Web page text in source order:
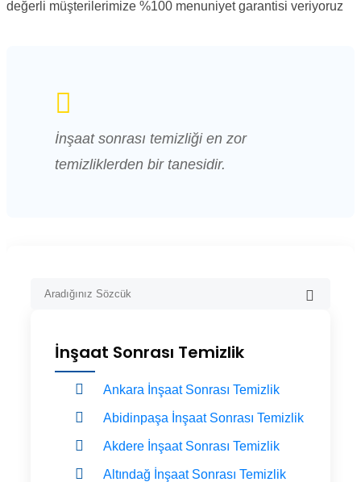
değerli müşterilerimize %100 menuniyet garantisi veriyoruz
İnşaat sonrası temizliği en zor
temizliklerden bir tanesidir.
İnşaat Sonrası Temizlik
Ankara İnşaat Sonrası Temizlik
Abidinpaşa İnşaat Sonrası Temizlik
Akdere İnşaat Sonrası Temizlik
Altındağ İnşaat Sonrası Temizlik